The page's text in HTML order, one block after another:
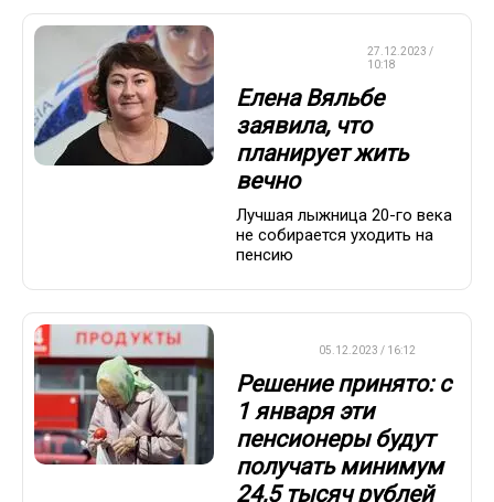
27.12.2023 /
10:18
Елена Вяльбе
заявила, что
планирует жить
вечно
Лучшая лыжница 20-го века
не собирается уходить на
пенсию
05.12.2023 / 16:12
Решение принято: с
1 января эти
пенсионеры будут
получать минимум
24,5 тысяч рублей